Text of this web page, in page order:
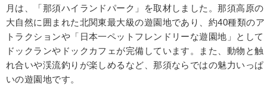
月は、「那須ハイランドパーク」を取材しました。那須高原の
大自然に囲まれた北関東最大級の遊園地であり、約40種類のア
トラクションや「日本一ペットフレンドリーな遊園地」として
ドックランやドックカフェが完備しています。また、動物と触
れ合いや渓流釣りが楽しめるなど、那須ならではの魅力いっぱ
いの遊園地です。